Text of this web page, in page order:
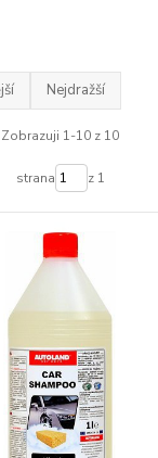
Nejdražší
Zobrazuji 1-10 z 10
strana z 1